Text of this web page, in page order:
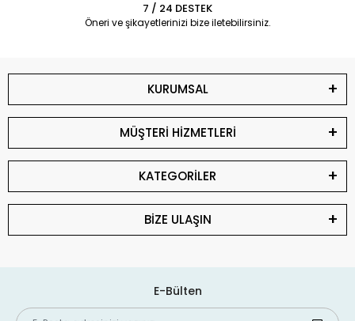
7 / 24 DESTEK
Öneri ve şikayetlerinizi bize iletebilirsiniz.
KURUMSAL
MÜŞTERİ HİZMETLERİ
KATEGORİLER
BİZE ULAŞIN
E-Bülten